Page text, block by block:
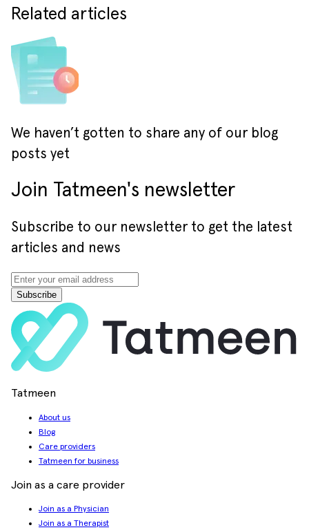
Related articles
We haven’t gotten to share any of our blog
posts yet
Join Tatmeen's newsletter
Subscribe to our newsletter to get the latest
articles and news
Subscribe
Tatmeen
About us
Blog
Care providers
Tatmeen for business
Join as a care provider
Join as a Physician
Join as a Therapist